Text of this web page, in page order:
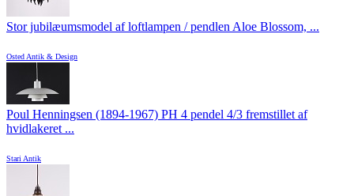
Stor jubilæumsmodel af loftlampen / pendlen Aloe Blossom, ...
Osted Antik & Design
Poul Henningsen (1894-1967) PH 4 pendel 4/3 fremstillet af
hvidlakeret ...
Stari Antik